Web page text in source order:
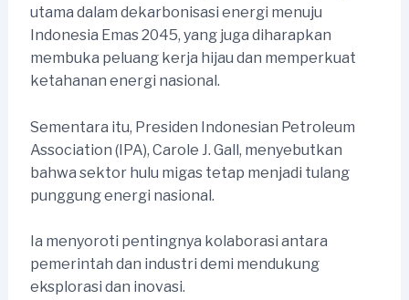
utama dalam dekarbonisasi energi menuju
Indonesia Emas 2045, yang juga diharapkan
membuka peluang kerja hijau dan memperkuat
ketahanan energi nasional.
Sementara itu, Presiden Indonesian Petroleum
Association (IPA), Carole J. Gall, menyebutkan
bahwa sektor hulu migas tetap menjadi tulang
punggung energi nasional.
Ia menyoroti pentingnya kolaborasi antara
pemerintah dan industri demi mendukung
eksplorasi dan inovasi.